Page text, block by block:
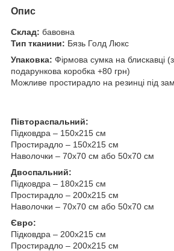
Опис
Склад: бавовна
Тип тканини: Бязь Голд Люкс
Упаковка: Фірмова сумка на блискавці
подарункова коробка +80 грн)
Можливе простирадло на резинці під
Півтораспальний:
Підковдра – 150х215 см
Простирадло – 150х215 см
Наволочки – 70х70 см або 50х70 см
Двоспальний:
Підковдра – 180х215 см
Простирадло – 200х215 см
Наволочки – 70х70 см або 50х70 см
Євро:
Підковдра – 200х215 см
Простирадло – 200х215 см